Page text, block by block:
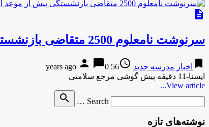
description
سرنوشت نامعلوم 2500 متقاضی بازنشستگی پیش از موعد آموزش و پرورش
bookmark اخبار مدرسه جدید access_time
56 years ago
person chat_bubble0
ایسنا-11 دقیقه پیش گوشی مرجع سلامتی
View article...
Search …
search
نوشته‌های تازه